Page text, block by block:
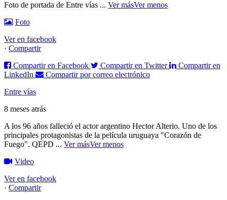
Foto de portada de Entre vías ... Ver másVer menos
Foto
Ver en facebook
· Compartir
Compartir en Facebook
Compartir en Twitter
Compartir en
LinkedIn
Compartir por correo electrónico
Entre vías
8 meses atrás
A los 96 años falleció el actor argentino Hector Alterio. Uno de los
principales protagonistas de la película uruguaya "Corazón de
Fuego". QEPD ... Ver másVer menos
Video
Ver en facebook
· Compartir